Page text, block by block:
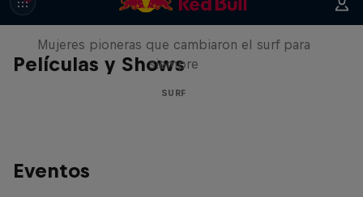
Películas y Shows
NOW DAYS
Mujeres pioneras que cambiaron el surf para
siempre
SURF
Eventos